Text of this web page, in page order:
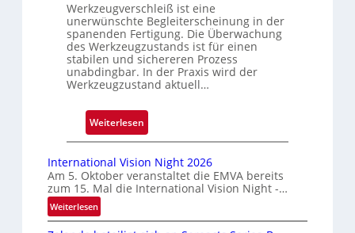
g
e
D
r
u
k
m
r
k
n
Werkzeugverschleiß ist eine
unerwünschte Begleiterscheinung in der
spanenden Fertigung. Die Überwachung
des Werkzeugzustands ist für einen
stabilen und sichereren Prozess
unabdingbar. In der Praxis wird der
Werkzeugzustand aktuell…
Weiterlesen:
A
t
o
a
International Vision Night 2026
Am 5. Oktober veranstaltet die EMVA bereits
zum 15. Mal die International Vision Night -…
Weiterlesen:
I